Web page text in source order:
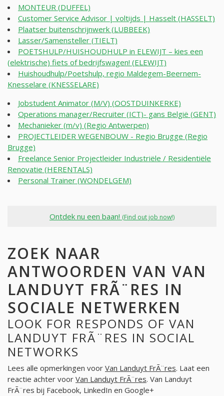
MONTEUR (DUFFEL)
Customer Service Advisor | voltijds | Hasselt (HASSELT)
Plaatser buitenschrijnwerk (LUBBEEK)
Lasser/Samensteller (TIELT)
POETSHULP/HUISHOUDHULP in ELEWIJT – kies een
(elektrische) fiets of bedrijfswagen! (ELEWIJT)
Huishoudhulp/Poetshulp, regio Maldegem-Beernem-
Knesselare (KNESSELARE)
Jobstudent Animator (M/V) (OOSTDUINKERKE)
Operations manager/Recruiter (ICT)- gans België (GENT)
Mechanieker (m/v) (Regio Antwerpen)
PROJECTLEIDER WEGENBOUW - Regio Brugge (Regio
Brugge)
Freelance Senior Projectleider Industriële / Residentiële
Renovatie (HERENTALS)
Personal Trainer (WONDELGEM)
Ontdek nu een baan! (Find out job now!)
ZOEK NAAR
ANTWOORDEN VAN VAN
LANDUYT FRÃ¨RES IN
SOCIALE NETWERKEN
LOOK FOR RESPONDS OF VAN
LANDUYT FRÃ¨RES IN SOCIAL
NETWORKS
Lees alle opmerkingen voor Van Landuyt FrÃ¨res. Laat een
reactie achter voor Van Landuyt FrÃ¨res. Van Landuyt
FrÃ¨res bij Facebook, LinkedIn en Google+